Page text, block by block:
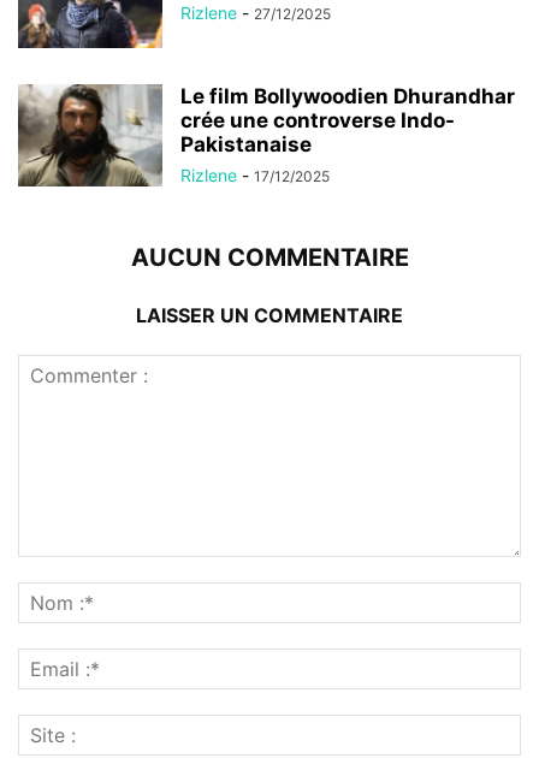
Rizlene - 27/12/2025
Le film Bollywoodien Dhurandhar
crée une controverse Indo-
Pakistanaise
Rizlene - 17/12/2025
AUCUN COMMENTAIRE
LAISSER UN COMMENTAIRE